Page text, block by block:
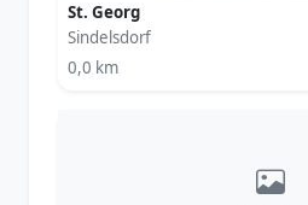
St. Georg
Sindelsdorf
0,0 km